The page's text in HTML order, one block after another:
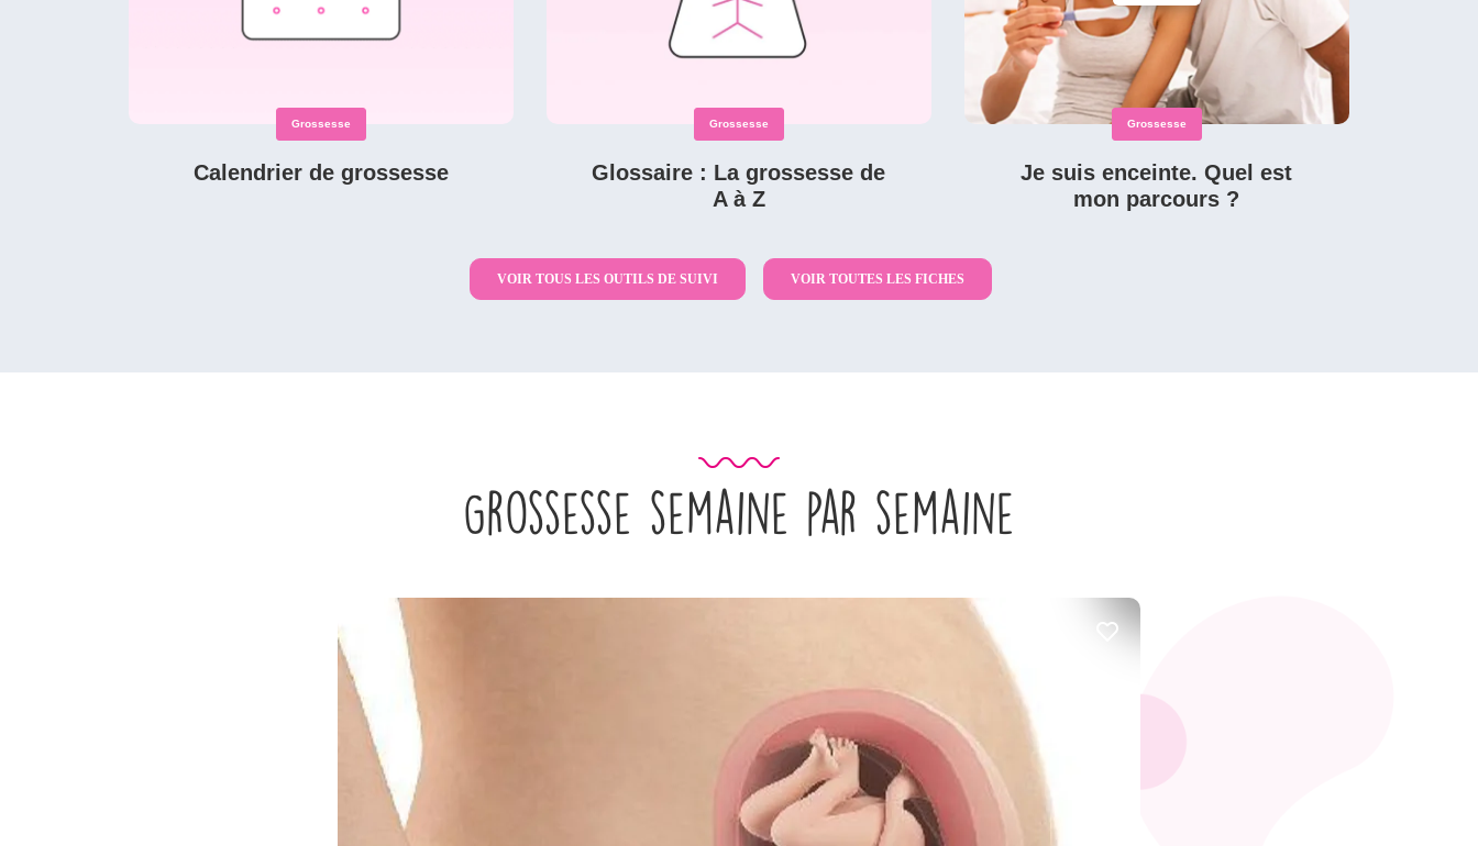
Grossesse
Calendrier de grossesse
Grossesse
Glossaire : La grossesse de
A à Z
Grossesse
Je suis enceinte. Quel est
mon parcours ?
VOIR TOUS LES OUTILS DE SUIVI VOIR TOUTES LES FICHES
Grossesse semaine par semaine